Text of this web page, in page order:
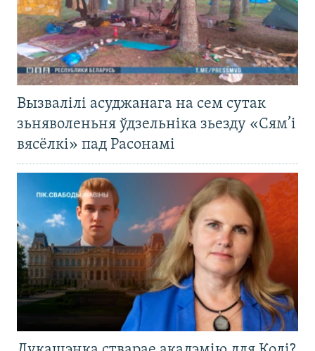
Вызвалілі асуджанага на сем сутак
зьняволеньня ўдзельніка зьезду «Сям’і
вясёлкі» пад Расонамі